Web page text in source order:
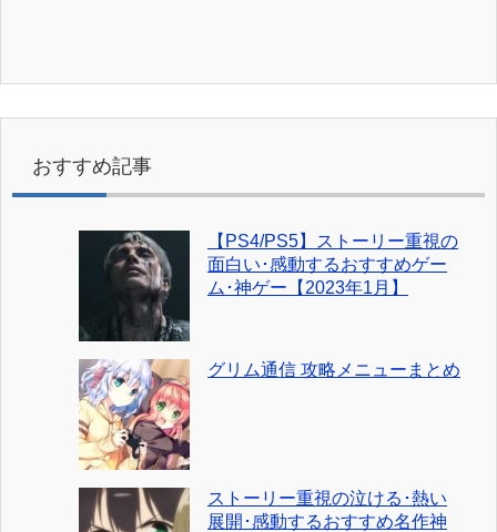
おすすめ記事
【PS4/PS5】ストーリー重視の
面白い･感動するおすすめゲー
ム･神ゲー【2023年1月】
グリム通信 攻略メニューまとめ
ストーリー重視の泣ける･熱い
展開･感動するおすすめ名作神